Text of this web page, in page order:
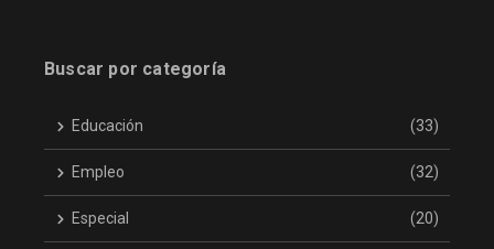
Buscar por categoría
Educación (33)
Empleo (32)
Especial (20)